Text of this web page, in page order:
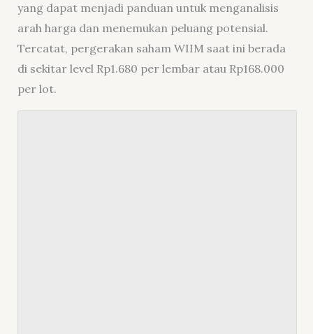
yang dapat menjadi panduan untuk menganalisis
arah harga dan menemukan peluang potensial.
Tercatat, pergerakan saham WIIM saat ini berada
di sekitar level Rp1.680 per lembar atau Rp168.000
per lot.